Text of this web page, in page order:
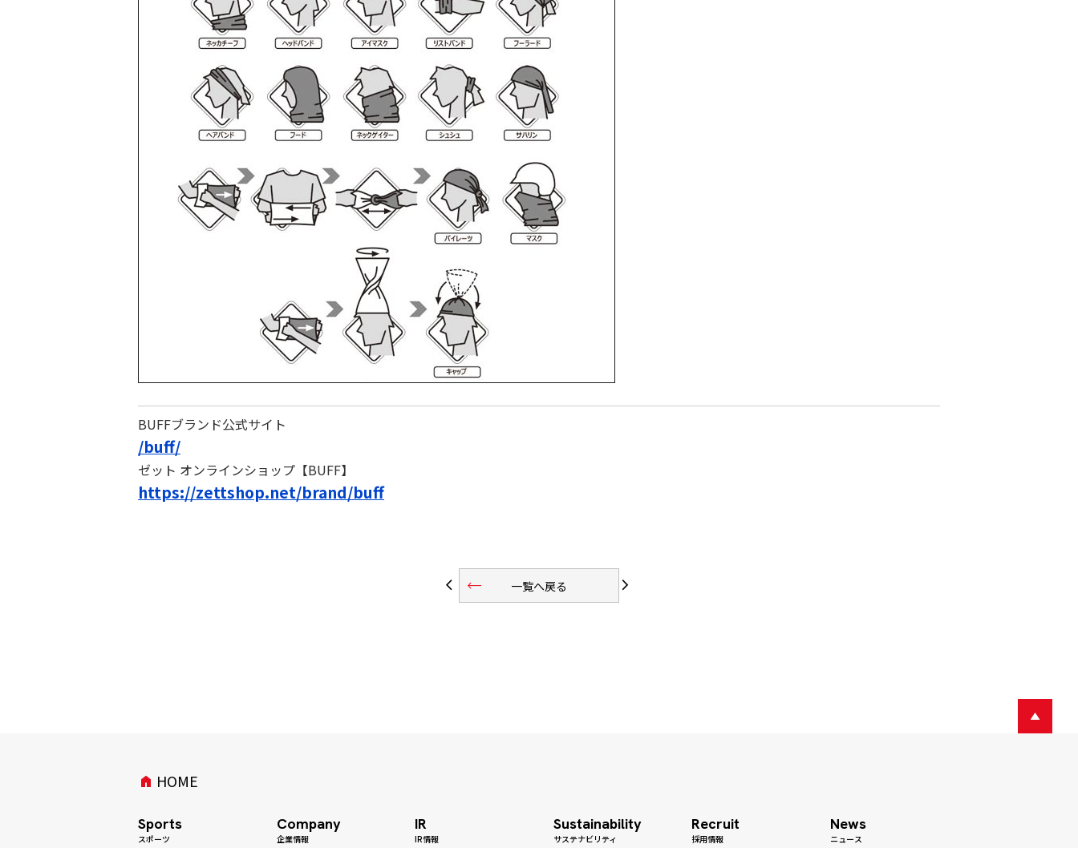
BUFFブランド公式サイト
/buff/
ゼット オンラインショップ【BUFF】
https://zettshop.net/brand/buff
arrow_back_ios 一覧へ戻る
trending_flat arrow_forward_ios
home HOME
Sports
スポーツ
Company
企業情報
IR
IR情報
Sustainability
サステナビリティ
Recruit
採用情報
News
ニュース